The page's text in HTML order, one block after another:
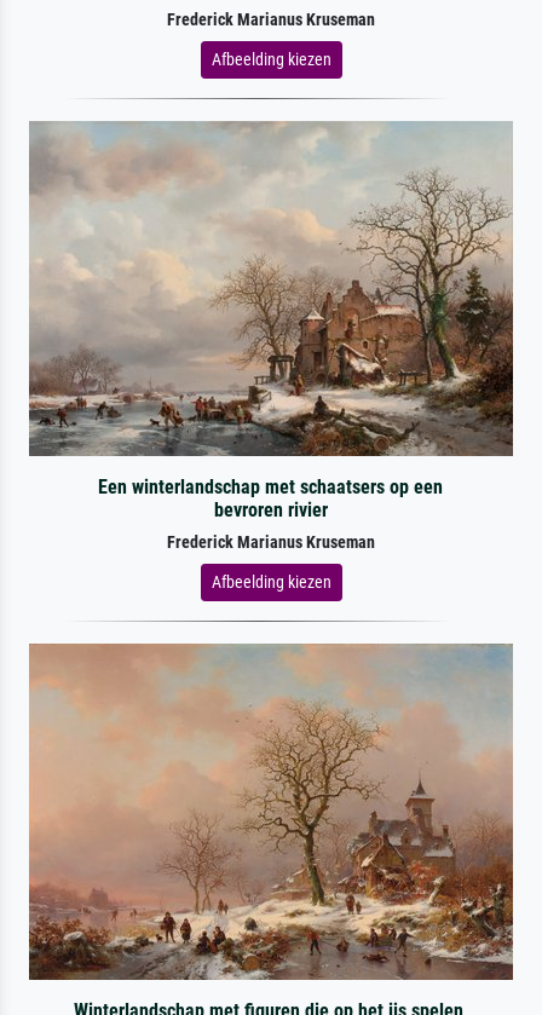
Frederick Marianus Kruseman
Afbeelding kiezen
Een winterlandschap met schaatsers op een
bevroren rivier
Frederick Marianus Kruseman
Afbeelding kiezen